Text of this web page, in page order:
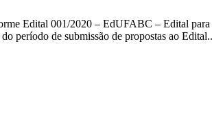
Edital 001/2020 – EdUFABC – Edital para
período de submissão de propostas ao